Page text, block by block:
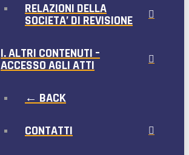
RELAZIONI DELLA
SOCIETA’ DI REVISIONE
I. ALTRI CONTENUTI –
ACCESSO AGLI ATTI
← BACK
CONTATTI